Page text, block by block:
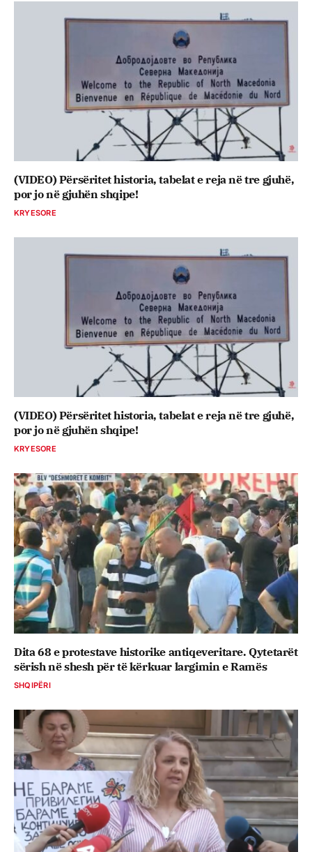
(VIDEO) Përsëritet historia, tabelat e reja në tre gjuhë,
por jo në gjuhën shqipe!
KRYESORE
(VIDEO) Përsëritet historia, tabelat e reja në tre gjuhë,
por jo në gjuhën shqipe!
KRYESORE
Dita 68 e protestave historike antiqeveritare. Qytetarët
sërish në shesh për të kërkuar largimin e Ramës
SHQIPËRI